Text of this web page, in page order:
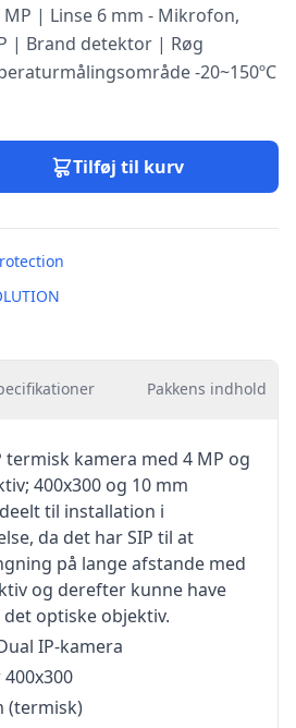
MP | Linse 6 mm - Mikrofon,
| Brand detektor | Røg
-20~150ºC
Tilføj til kurv
Pakkens indhold
termisk kamera med 4 MP og
400x300 og 10 mm
til installation i
da det har SIP til at
på lange afstande med
og derefter kunne have
optiske objektiv.
IP-kamera
(termisk)